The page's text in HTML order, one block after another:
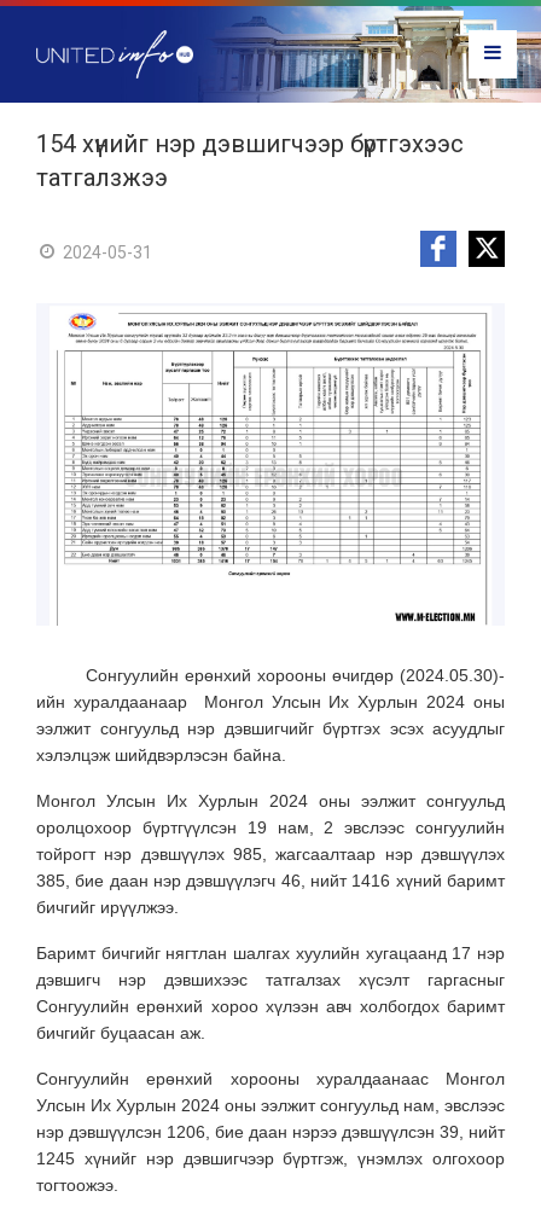
154 хүнийг нэр дэвшигчээр бүртгэхээс
татгалзжээ
2024-05-31
Сонгуулийн ерөнхий хорооны өчигдөр (2024.05.30)-
ийн хуралдаанаар Монгол Улсын Их Хурлын 2024 оны
ээлжит сонгуульд нэр дэвшигчийг бүртгэх эсэх асуудлыг
хэлэлцэж шийдвэрлэсэн байна.
Монгол Улсын Их Хурлын 2024 оны ээлжит сонгуульд
оролцохоор бүртгүүлсэн 19 нам, 2 эвслээс сонгуулийн
тойрогт нэр дэвшүүлэх 985, жагсаалтаар нэр дэвшүүлэх
385, бие даан нэр дэвшүүлэгч 46, нийт 1416 хүний баримт
бичгийг ирүүлжээ.
Баримт бичгийг нягтлан шалгах хуулийн хугацаанд 17 нэр
дэвшигч нэр дэвшихээс татгалзах хүсэлт гаргасныг
Сонгуулийн ерөнхий хороо хүлээн авч холбогдох баримт
бичгийг буцаасан аж.
Сонгуулийн ерөнхий хорооны хуралдаанаас Монгол
Улсын Их Хурлын 2024 оны ээлжит сонгуульд нам, эвслээс
нэр дэвшүүлсэн 1206, бие даан нэрээ дэвшүүлсэн 39, нийт
1245 хүнийг нэр дэвшигчээр бүртгэж, үнэмлэх олгохоор
тогтоожээ.